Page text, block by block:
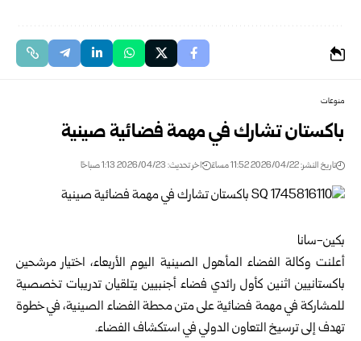
منوعات
باكستان تشارك في مهمة فضائية صينية
تاريخ النشر: 2026/04/22 11:52 مساءً اخر تحديث: 2026/04/23 1:13 صباحًا
بكين-سانا
أعلنت وكالة الفضاء المأهول الصينية اليوم الأربعاء، اختيار مرشحين
باكستانيين اثنين كأول رائدي فضاء أجنبيين يتلقيان تدريبات تخصصية
للمشاركة في مهمة فضائية على متن محطة الفضاء الصينية، في خطوة
تهدف إلى ترسيخ التعاون الدولي في استكشاف الفضاء.